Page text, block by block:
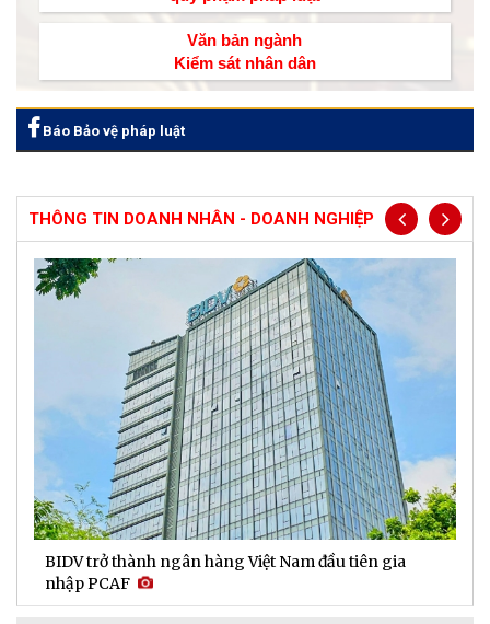
Văn bản ngành
Kiểm sát nhân dân
Báo Bảo vệ pháp luật
THÔNG TIN DOANH NHÂN - DOANH NGHIỆP
BIDV trở thành ngân hàng Việt Nam đầu tiên gia
nhập PCAF